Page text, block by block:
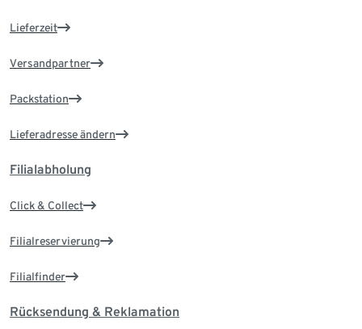
Lieferzeit
Versandpartner
Packstation
Lieferadresse ändern
Filialabholung
Click & Collect
Filialreservierung
Filialfinder
Rücksendung & Reklamation